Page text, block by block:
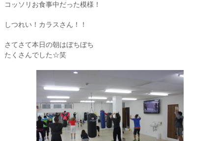
コッソリお食事中だった模様！
しつれい！カラスさん！！
さてさて本日の朝はぼちぼち
たくさんでした☆笑